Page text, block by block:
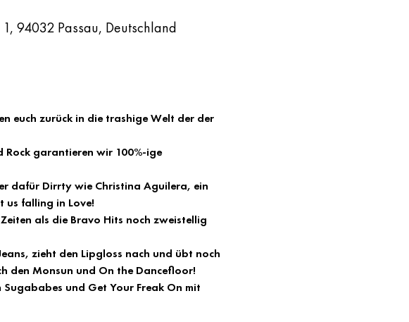
94032 Passau, Deutschland
euch zurück in die trashige Welt der der
Rock garantieren wir 100%-ige
dafür Dirrty wie Christina Aguilera, ein
us falling in Love!
als die Bravo Hits noch zweistellig
zieht den Lipgloss nach und übt noch
den Monsun und On the Dancefloor!
und Get Your Freak On mit